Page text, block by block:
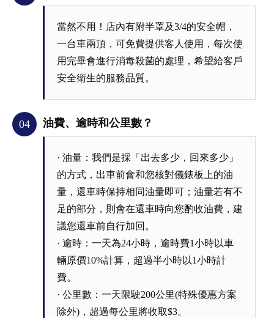
當然不用！店內有附半罩及3/4的安全帽，
一台車兩頂，可免費提供客人使用，每次使
用完畢會進行消毒殺菌的處理，希望給客戶
安全衛生的服務品質。
04 油費、逾時和公里數？
· 油量：我們是採「出去多少，回來多少」
的方式，出車前會和您核對儀錶板上的油
量，還車時保持相同油量即可；油量若有不
足的部分，則會在還車時向您酌收油費，建
議您還車前自行加回。
· 逾時：一天為24小時，逾時費1小時以車
輛原價10%計算，超過半小時以1小時計
費。
· 公里數：一天限駛200公里(特殊優惠方案
除外)，超過每公里將收取$3。